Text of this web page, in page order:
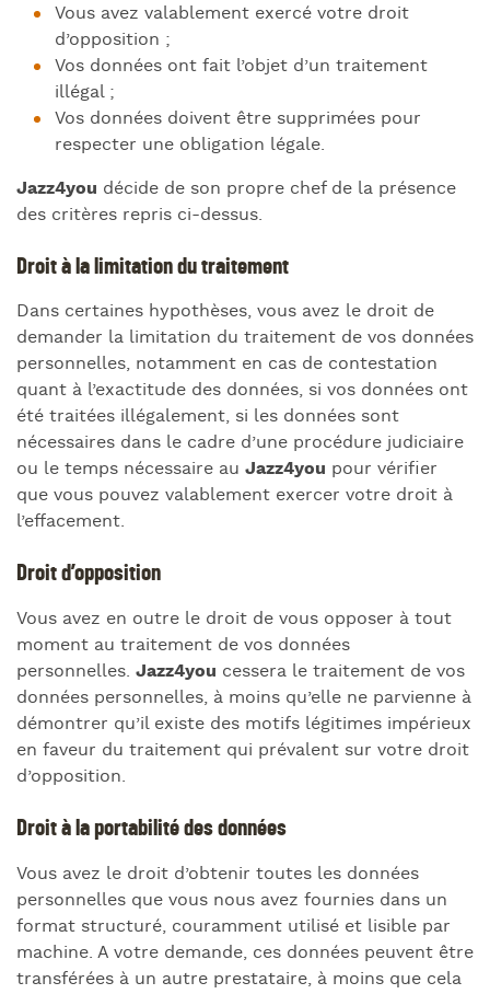
Vous avez valablement exercé votre droit
d’opposition ;
Vos données ont fait l’objet d’un traitement
illégal ;
Vos données doivent être supprimées pour
respecter une obligation légale.
Jazz4you décide de son propre chef de la présence
des critères repris ci-dessus.
Droit à la limitation du traitement
Dans certaines hypothèses, vous avez le droit de
demander la limitation du traitement de vos données
personnelles, notamment en cas de contestation
quant à l’exactitude des données, si vos données ont
été traitées illégalement, si les données sont
nécessaires dans le cadre d’une procédure judiciaire
ou le temps nécessaire au Jazz4you pour vérifier
que vous pouvez valablement exercer votre droit à
l’effacement.
Droit d’opposition
Vous avez en outre le droit de vous opposer à tout
moment au traitement de vos données
personnelles. Jazz4you cessera le traitement de vos
données personnelles, à moins qu’elle ne parvienne à
démontrer qu’il existe des motifs légitimes impérieux
en faveur du traitement qui prévalent sur votre droit
d’opposition.
Droit à la portabilité des données
Vous avez le droit d’obtenir toutes les données
personnelles que vous nous avez fournies dans un
format structuré, couramment utilisé et lisible par
machine. A votre demande, ces données peuvent être
transférées à un autre prestataire, à moins que cela